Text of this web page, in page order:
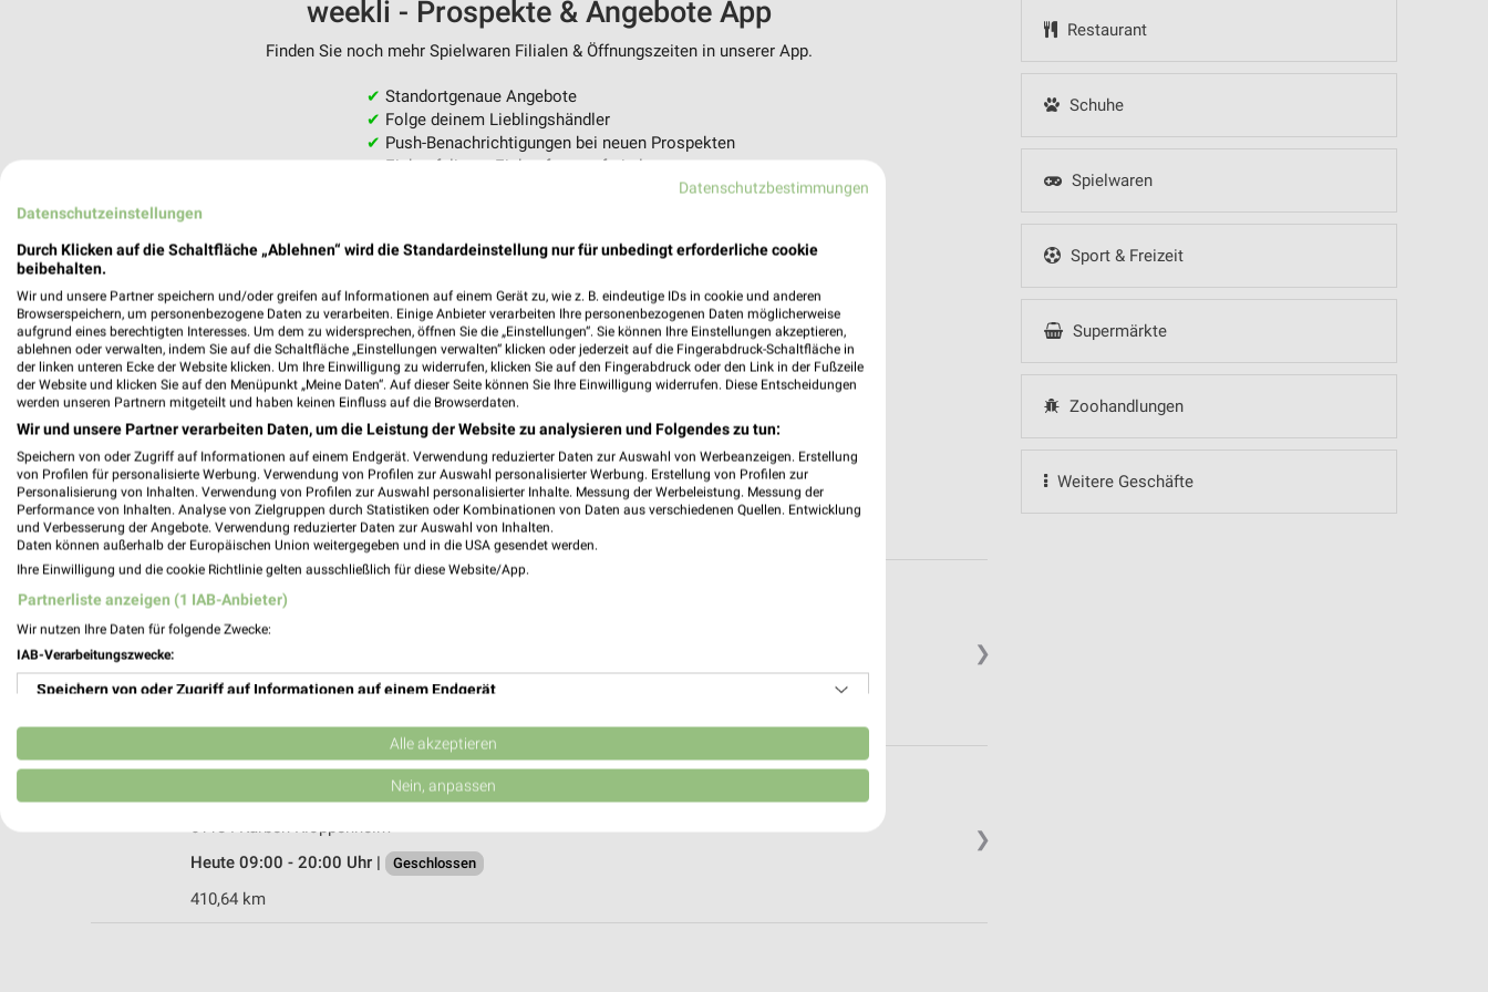
Restaurant
Schuhe
Spielwaren
Sport & Freizeit
Supermärkte
Zoohandlungen
Weitere Geschäfte
weekli - Prospekte & Angebote App
Finden Sie noch mehr Spielwaren Filialen & Öffnungszeiten in unserer App.
✔ Standortgenaue Angebote
✔ Folge deinem Lieblingshändler
✔ Push-Benachrichtigungen bei neuen Prospekten
✔Einkaufsliste - Einkauf stressfrei planen
❯
Rofu Kinderland Ober-Rosbach
61191 Rosbach vor der Höhe
Heute 09:30 - 19:00 Uhr | Geschlossen
❯
Ernsting's family Karben Kloppenheim
Bahnhofstraße 190 - 196
61184 Karben Kloppenheim
Heute 09:00 - 20:00 Uhr |
Geschlossen
410,64 km
Datenschutzbestimmungen
Datenschutzeinstellungen
Durch Klicken auf die Schaltfläche „Ablehnen“ wird die Standardeinstellung nur für unbedingt erforderliche cookie
beibehalten.
Wir und unsere Partner speichern und/oder greifen auf Informationen auf einem Gerät zu, wie z. B. eindeutige IDs in cookie und anderen
Browserspeichern, um personenbezogene Daten zu verarbeiten. Einige Anbieter verarbeiten Ihre personenbezogenen Daten möglicherweise
aufgrund eines berechtigten Interesses. Um dem zu widersprechen, öffnen Sie die „Einstellungen“. Sie können Ihre Einstellungen akzeptieren,
ablehnen oder verwalten, indem Sie auf die Schaltfläche „Einstellungen verwalten“ klicken oder jederzeit auf die Fingerabdruck-Schaltfläche in
der linken unteren Ecke der Website klicken. Um Ihre Einwilligung zu widerrufen, klicken Sie auf den Fingerabdruck oder den Link in der Fußzeile
der Website und klicken Sie auf den Menüpunkt „Meine Daten“. Auf dieser Seite können Sie Ihre Einwilligung widerrufen. Diese Entscheidungen
werden unseren Partnern mitgeteilt und haben keinen Einfluss auf die Browserdaten.
Wir und unsere Partner verarbeiten Daten, um die Leistung der Website zu analysieren und Folgendes zu tun:
Speichern von oder Zugriff auf Informationen auf einem Endgerät. Verwendung reduzierter Daten zur Auswahl von Werbeanzeigen. Erstellung
von Profilen für personalisierte Werbung. Verwendung von Profilen zur Auswahl personalisierter Werbung. Erstellung von Profilen zur
Personalisierung von Inhalten. Verwendung von Profilen zur Auswahl personalisierter Inhalte. Messung der Werbeleistung. Messung der
Performance von Inhalten. Analyse von Zielgruppen durch Statistiken oder Kombinationen von Daten aus verschiedenen Quellen. Entwicklung
und Verbesserung der Angebote. Verwendung reduzierter Daten zur Auswahl von Inhalten.
Daten können außerhalb der Europäischen Union weitergegeben und in die USA gesendet werden.
Ihre Einwilligung und die cookie Richtlinie gelten ausschließlich für diese Website/App.
Partnerliste anzeigen (1 IAB-Anbieter)
Wir nutzen Ihre Daten für folgende Zwecke:
IAB-Verarbeitungszwecke:
Speichern von oder Zugriff auf Informationen auf einem Endgerät
Verwendung reduzierter Daten zur Auswahl von Werbeanzeigen
Erstellung von Profilen für personalisierte Werbung
Erstellung von Profilen zur Personalisierung von Inhalten
Alle akzeptieren
Nein, anpassen